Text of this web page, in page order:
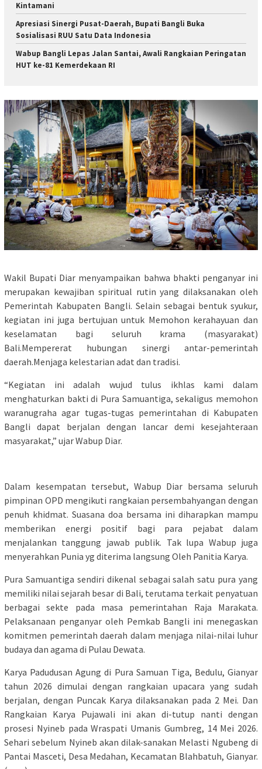
Kintamani
Apresiasi Sinergi Pusat-Daerah, Bupati Bangli Buka
Sosialisasi RUU Satu Data Indonesia
Wabup Bangli Lepas Jalan Santai, Awali Rangkaian Peringatan
HUT ke-81 Kemerdekaan RI
Wakil Bupati Diar menyampaikan bahwa bhakti penganyar ini
merupakan kewajiban spiritual rutin yang dilaksanakan oleh
Pemerintah Kabupaten Bangli. Selain sebagai bentuk syukur,
kegiatan ini juga bertujuan untuk Memohon kerahayuan dan
keselamatan bagi seluruh krama (masyarakat)
Bali.Mempererat hubungan sinergi antar-pemerintah
daerah.Menjaga kelestarian adat dan tradisi.
“Kegiatan ini adalah wujud tulus ikhlas kami dalam
menghaturkan bakti di Pura Samuantiga, sekaligus memohon
waranugraha agar tugas-tugas pemerintahan di Kabupaten
Bangli dapat berjalan dengan lancar demi kesejahteraan
masyarakat,” ujar Wabup Diar.
Dalam kesempatan tersebut, Wabup Diar bersama seluruh
pimpinan OPD mengikuti rangkaian persembahyangan dengan
penuh khidmat. Suasana doa bersama ini diharapkan mampu
memberikan energi positif bagi para pejabat dalam
menjalankan tanggung jawab publik. Tak lupa Wabup juga
menyerahkan Punia yg diterima langsung Oleh Panitia Karya.
Pura Samuantiga sendiri dikenal sebagai salah satu pura yang
memiliki nilai sejarah besar di Bali, terutama terkait penyatuan
berbagai sekte pada masa pemerintahan Raja Marakata.
Pelaksanaan penganyar oleh Pemkab Bangli ini menegaskan
komitmen pemerintah daerah dalam menjaga nilai-nilai luhur
budaya dan agama di Pulau Dewata.
Karya Padudusan Agung di Pura Samuan Tiga, Bedulu, Gianyar
tahun 2026 dimulai dengan rangkaian upacara yang sudah
berjalan, dengan Puncak Karya dilaksanakan pada 2 Mei. Dan
Rangkaian Karya Pujawali ini akan di-tutup nanti dengan
prosesi Nyineb pada Wraspati Umanis Gumbreg, 14 Mei 2026.
Sehari sebelum Nyineb akan dilak-sanakan Melasti Ngubeng di
Pantai Masceti, Desa Medahan, Kecamatan Blahbatuh, Gianyar.